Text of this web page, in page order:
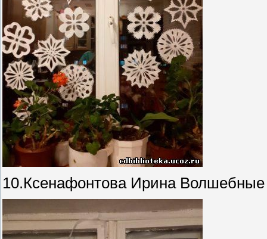
10.Ксенафонтова Ирина